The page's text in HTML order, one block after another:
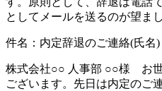
としてメールを送るのが望ま
件名：内定辞退のご連絡(氏名)
株式会社○○ 人事部 ○○様 お
ございます。先日は内定のご